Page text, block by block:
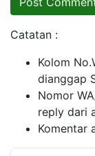
Catatan :
Kolom
dianggap
Nomor
reply dari
Komentar